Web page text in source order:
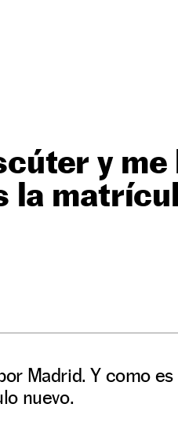
y me
la
Madrid. Y como
nuevo.